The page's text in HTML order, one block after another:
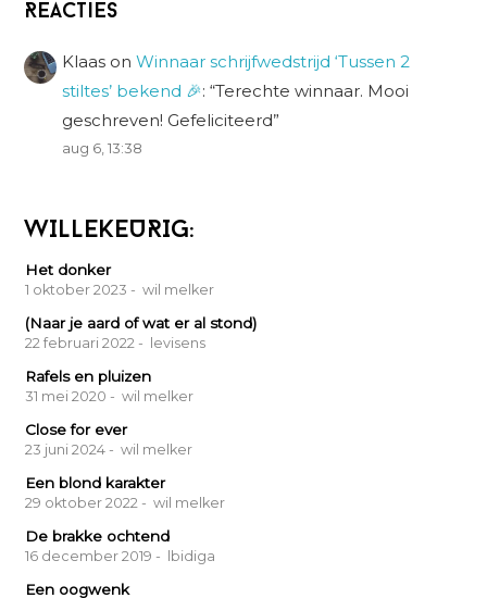
Reacties
Klaas onWinnaar schrijfwedstrijd ‘Tussen 2
stiltes’ bekend 🎉: “Terechte winnaar. Mooi
geschreven! Gefeliciteerd”
aug 6, 13:38
WILLEKEURIG:
Het donker
1 oktober 2023 - wil melker
(Naar je aard of wat er al stond)
22 februari 2022 - levisens
Rafels en pluizen
31 mei 2020 - wil melker
Close for ever
23 juni 2024 - wil melker
Een blond karakter
29 oktober 2022 - wil melker
De brakke ochtend
16 december 2019 - lbidiga
Een oogwenk